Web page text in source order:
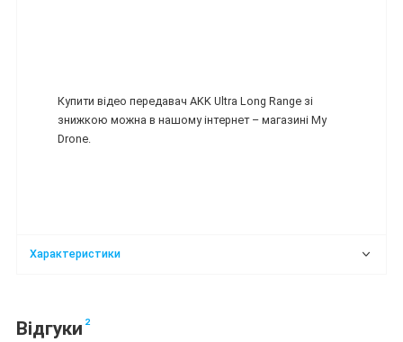
Купити відео передавач AKK Ultra Long Range зі
знижкою можна в нашому інтернет – магазині My
Drone.
Характеристики
Відгуки 2